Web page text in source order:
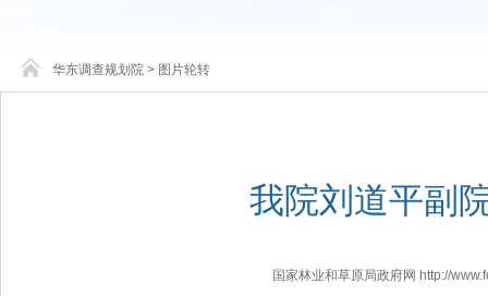
华东调查规划院 > 图片轮转
我院刘道平副
国家林业和草原局政府网 http://